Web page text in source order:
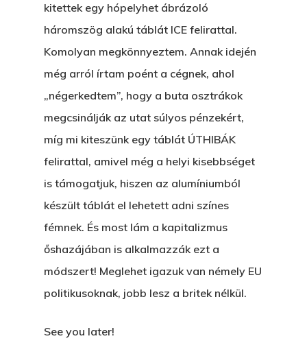
kitettek egy hópelyhet ábrázoló
háromszög alakú táblát ICE felirattal.
Komolyan megkönnyeztem. Annak idején
még arról írtam poént a cégnek, ahol
„négerkedtem”, hogy a buta osztrákok
megcsinálják az utat súlyos pénzekért,
míg mi kiteszünk egy táblát ÚTHIBÁK
felirattal, amivel még a helyi kisebbséget
is támogatjuk, hiszen az alumíniumból
készült táblát el lehetett adni színes
fémnek. És most lám a kapitalizmus
őshazájában is alkalmazzák ezt a
módszert! Meglehet igazuk van némely EU
politikusoknak, jobb lesz a britek nélkül.
See you later!